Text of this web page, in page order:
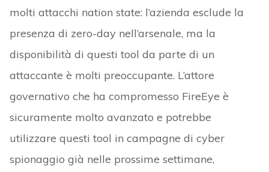
molti attacchi nation state: l’azienda esclude la
presenza di zero-day nell’arsenale, ma la
disponibilità di questi tool da parte di un
attaccante è molti preoccupante. L’attore
governativo che ha compromesso FireEye è
sicuramente molto avanzato e potrebbe
utilizzare questi tool in campagne di cyber
spionaggio già nelle prossime settimane,